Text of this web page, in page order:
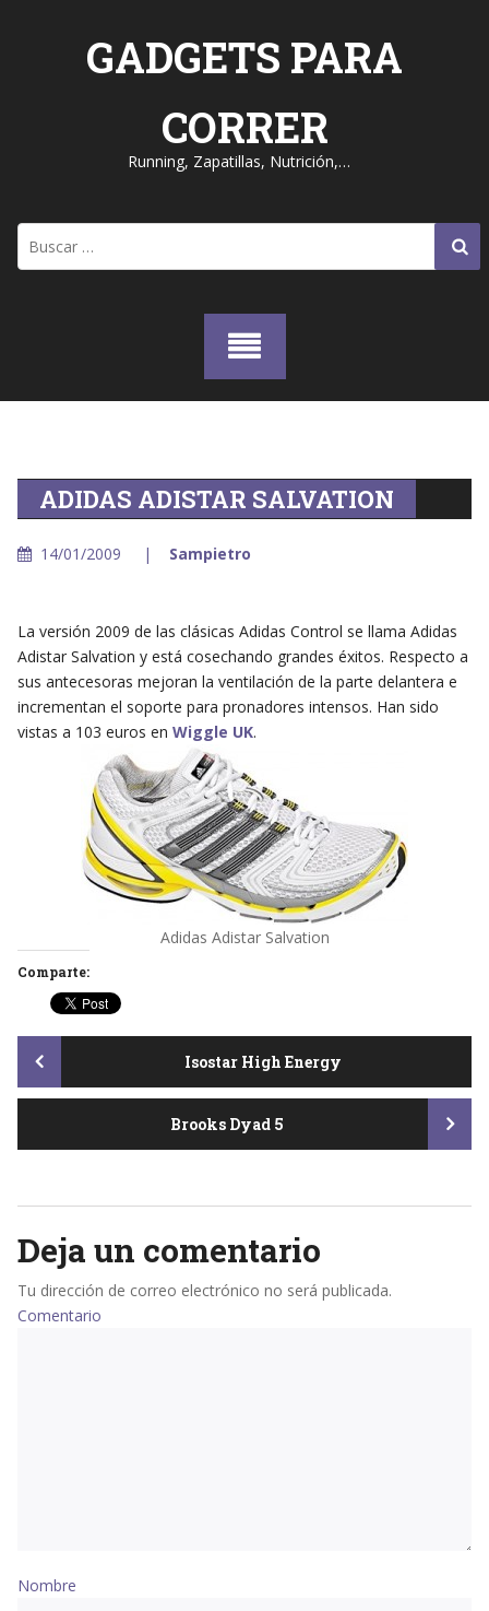
GADGETS PARA
CORRER
Running, Zapatillas, Nutrición,…
ADIDAS ADISTAR SALVATION
14/01/2009 Sampietro
La versión 2009 de las clásicas Adidas Control se llama Adidas
Adistar Salvation y está cosechando grandes éxitos. Respecto a
sus antecesoras mejoran la ventilación de la parte delantera e
incrementan el soporte para pronadores intensos. Han sido
vistas a 103 euros en Wiggle UK.
Adidas Adistar Salvation
Comparte:
Post
navigation
Isostar High Energy
Brooks Dyad 5
Deja un comentario
Tu dirección de correo electrónico no será publicada.
Comentario
Nombre